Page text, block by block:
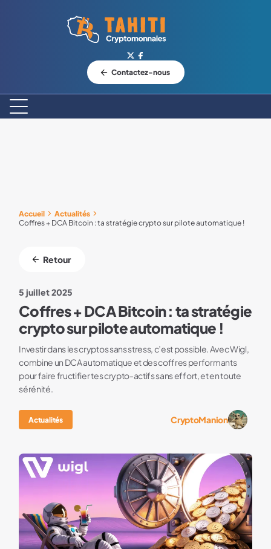
Logo Tahiti-Cryptomonnaies.com
Contactez-nous
Accueil
Actualités
Coffres + DCA Bitcoin : ta stratégie crypto sur pilote automatique !
Retour
5 juillet 2025
Coffres + DCA Bitcoin : ta stratégie
crypto sur pilote automatique !
Investir dans les cryptos sans stress, c’est possible. Avec Wigl,
combine un DCA automatique et des coffres performants
pour faire fructifier tes crypto-actifs sans effort, et en toute
sérénité.
Actualités CryptoManion